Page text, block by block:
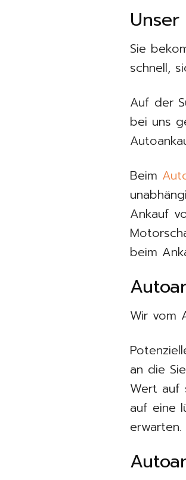
Sie
schnell,
Auf der
bei uns
Beim
Ankauf
beim
Wir vom
an die
Wert auf
auf eine
erwarten.